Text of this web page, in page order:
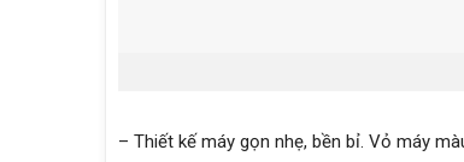
– Thiết kế máy gọn nhẹ, bền bỉ. Vỏ máy